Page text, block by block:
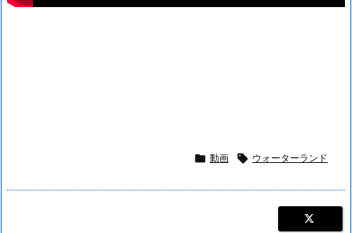
 動画  ウォーターランド